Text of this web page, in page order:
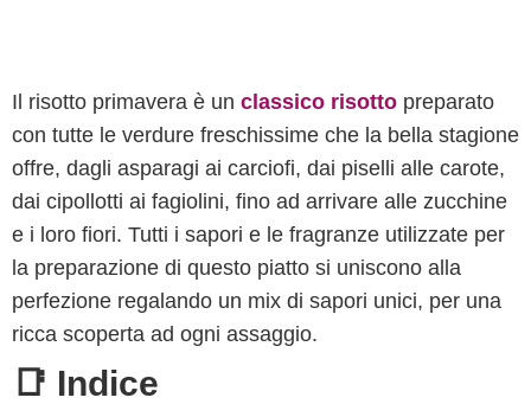
Il risotto primavera è un classico risotto preparato
con tutte le verdure freschissime che la bella stagione
offre, dagli asparagi ai carciofi, dai piselli alle carote,
dai cipollotti ai fagiolini, fino ad arrivare alle zucchine
e i loro fiori. Tutti i sapori e le fragranze utilizzate per
la preparazione di questo piatto si uniscono alla
perfezione regalando un mix di sapori unici, per una
ricca scoperta ad ogni assaggio.
📑 Indice